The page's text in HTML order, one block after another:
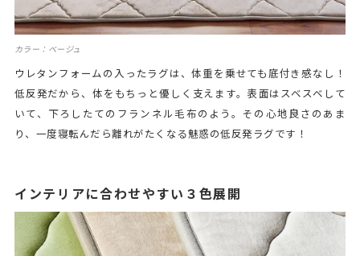
カラー：ベージュ
ウレタンフォームの入ったラグは、体重を乗せても底付き感なし！
低反発だから、体をもちっと優しく支えます。表面はスベスベして
いて、下ろしたてのフランネル毛布のよう。その心地良さのあま
り、一度寝転んだら離れがたくなる魅惑の低反発ラグです！
インテリアに合わせやすい３色展開